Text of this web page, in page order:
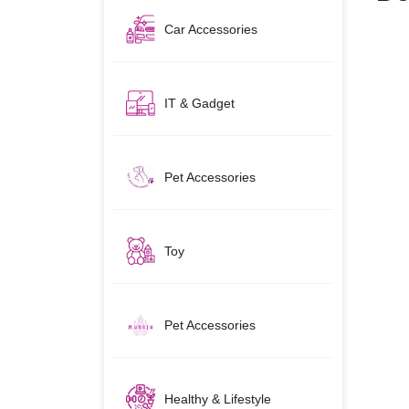
Car Accessories
IT & Gadget
Pet Accessories
Toy
Pet Accessories
Healthy & Lifestyle